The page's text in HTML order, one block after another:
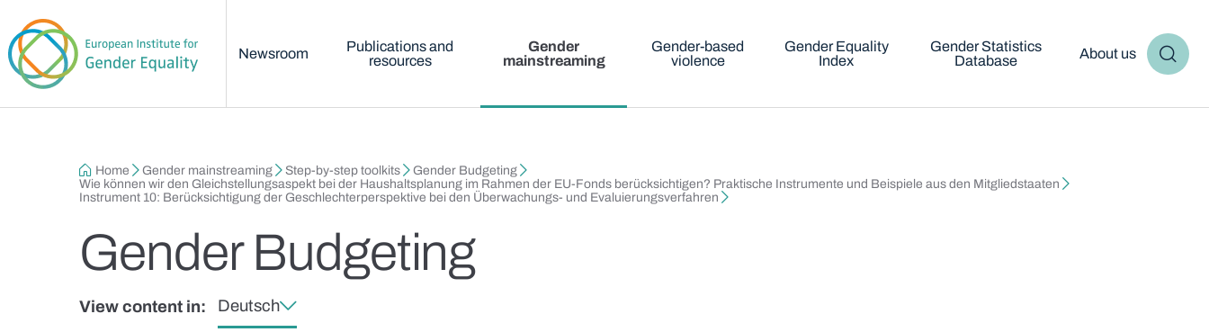
Newsroom
Publications and
resources
Gender
mainstreaming
Gender-based
violence
Gender Equality
Index
Gender Statistics
Database
About us
Breadcrumb
Home Gender mainstreaming Step-by-step toolkits
Gender Budgeting
Wie können wir den Gleichstellungsaspekt bei der Haushaltsplanung im Rahmen der EU‑Fonds berücksichtigen? Praktische Instrumente und Beispiele aus den Mitgliedstaaten
Instrument 10: Berücksichtigung der Geschlechterperspektive bei den Überwachungs- und Evaluierungsverfahren
Gender Budgeting
View content in: Deutsch